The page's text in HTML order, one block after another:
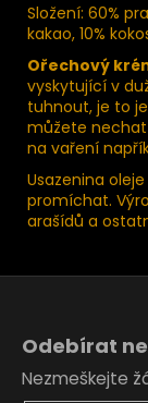
Složení: 60%
kakao, 10%
Ořechový
vyskytující v
tuhnout, je to
můžete
na vaření
Usazenina
promíchat.
arašídů a
Odebírat
Nezmeškejte